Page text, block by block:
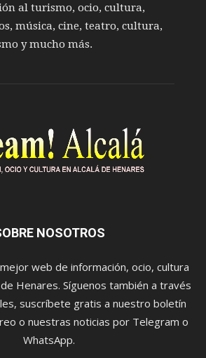
al turismo, ocio, cultura,
música, cine, teatro, cultura,
y mucho más.
NOSOTROS
web de información, ocio, cultura
Henares. Síguenos también a través
suscríbete gratis a nuestro boletín
o nuestras noticias por Telegram o
WhatsApp.